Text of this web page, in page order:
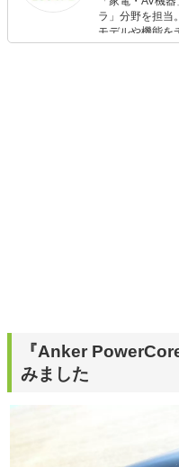
ラ」分野を担当
モデルや機能を
ムを楽しみなが
『Anker
みました